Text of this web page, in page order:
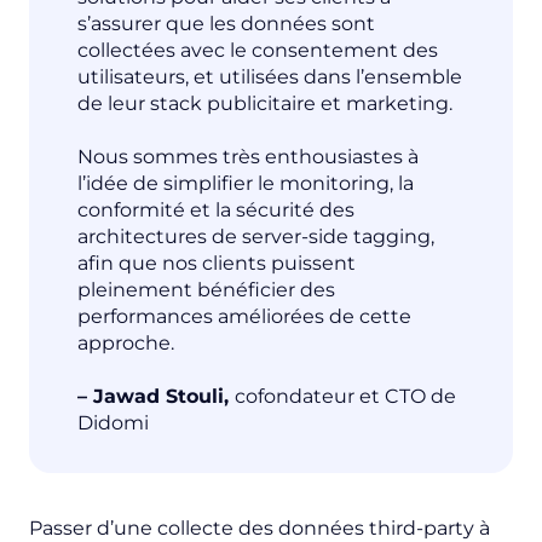
s’assurer que les données sont
collectées avec le consentement des
utilisateurs, et utilisées dans l’ensemble
de leur stack publicitaire et marketing.
Nous sommes très enthousiastes à
l’idée de simplifier le monitoring, la
conformité et la sécurité des
architectures de server-side tagging,
afin que nos clients puissent
pleinement bénéficier des
performances améliorées de cette
approche.
– Jawad Stouli, cofondateur et CTO de
Didomi
Passer d’une collecte des données third-party à